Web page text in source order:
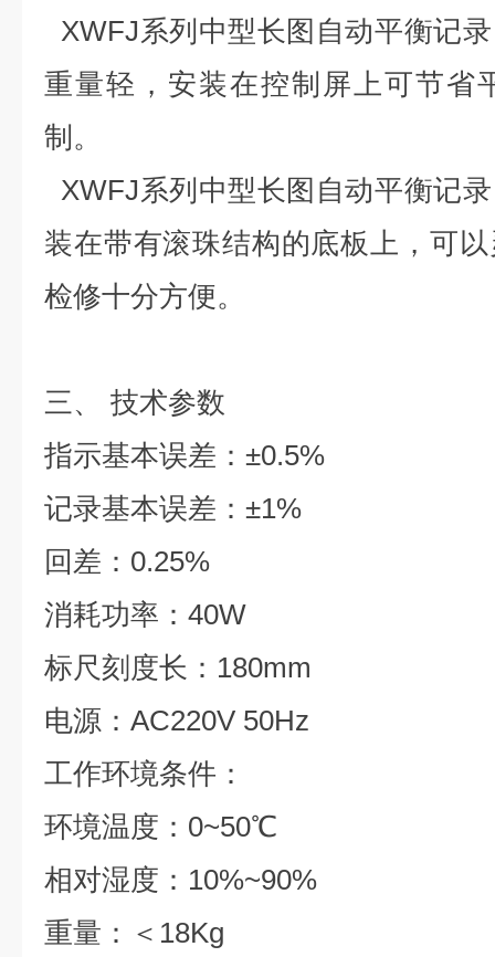
XWFJ系列中型长图自动平衡记
重量轻，安装在控制屏上可节省
制。
XWFJ系列中型长图自动平衡记
装在带有滚珠结构的底板上，可
检修十分方便。
三、
技术参数
指示基本误差：±0.5%
记录基本误差：±1%
回差：0.25%
消耗功率：40W
标尺刻度长：180mm
电源：AC220V 50Hz
工作环境条件：
环境温度：0~50℃
相对湿度：10%~90%
重量：＜18Kg